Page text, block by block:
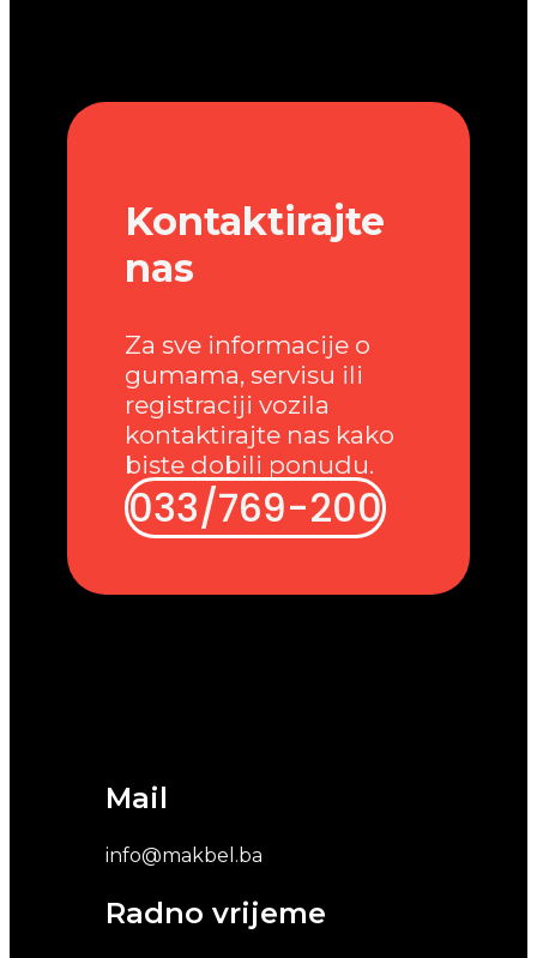
Mail
info@makbel.ba
Radno vrijeme
Kontaktirajte
nas
Za sve informacije o
gumama, servisu ili
registraciji vozila
kontaktirajte nas kako
biste dobili ponudu.
033/769-200